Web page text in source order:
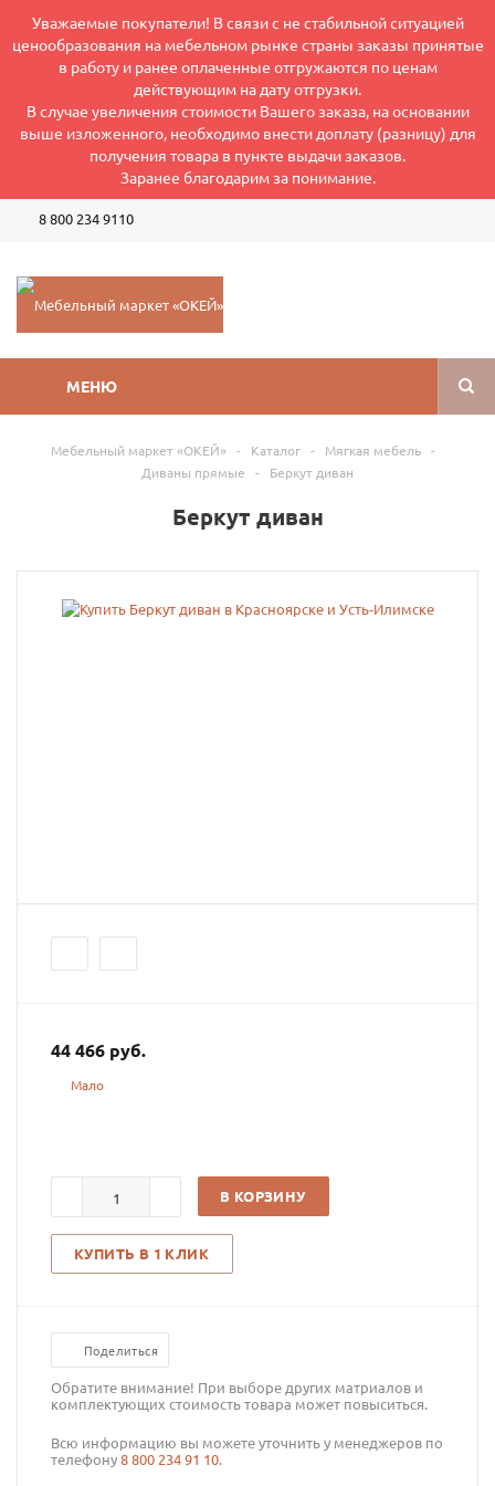
Уважаемые покупатели! В связи с не стабильной ситуацией
ценообразования на мебельном рынке страны заказы принятые
в работу и ранее оплаченные отгружаются по ценам
действующим на дату отгрузки.
В случае увеличения стоимости Вашего заказа, на основании
выше изложенного, необходимо внести доплату (разницу) для
получения товара в пункте выдачи заказов.
Заранее благодарим за понимание.
8 800 234 9110
МЕНЮ
Мебельный маркет «ОКЕЙ» - Каталог - Мягкая мебель -
Диваны прямые
- Беркут диван
Беркут диван
44 466 руб.
Мало
В КОРЗИНУ
КУПИТЬ В 1 КЛИК
Поделиться
Обратите внимание! При выборе других матриалов и
комплектующих стоимость товара может повыситься.
Всю информацию вы можете уточнить у менеджеров по
телефону8 800 234 91 10.